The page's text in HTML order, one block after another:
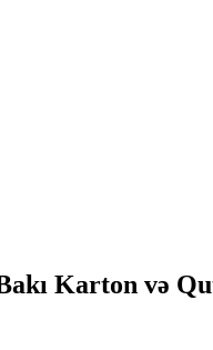
Karton və